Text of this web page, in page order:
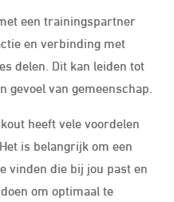
een trainingspartner
en verbinding met
delen. Dit kan leiden tot
gevoel van gemeenschap.
heeft vele voordelen
is belangrijk om een
vinden die bij jou past en
om optimaal te